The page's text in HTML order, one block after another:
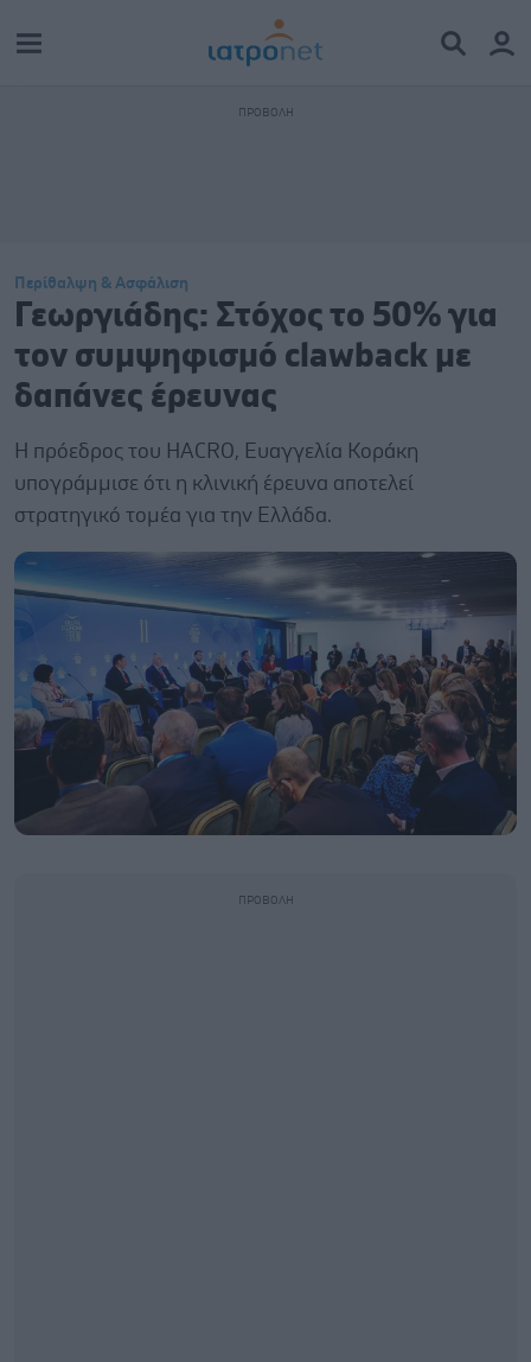
Περίθαλψη & Ασφάλιση
Γεωργιάδης: Στόχος το 50% για
τον συμψηφισμό clawback με
δαπάνες έρευνας
Η πρόεδρος του HACRO, Ευαγγελία Κοράκη
υπογράμμισε ότι η κλινική έρευνα αποτελεί
στρατηγικό τομέα για την Ελλάδα.